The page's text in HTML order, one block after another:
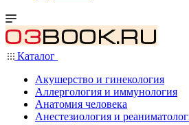
Каталог
Акушерство и гинекология
Аллергология и иммунология
Анатомия человека
Анестезиология и